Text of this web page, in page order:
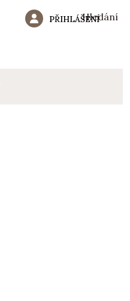
Hledání
PŘIHLÁŠENÍ